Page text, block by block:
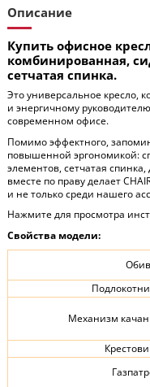
Описание
Купить офисное
комбинированная,
сетчатая спинка.
Это универсальное кресло,
и энергичному
современном офисе.
Помимо эффектного,
повышенной эргономикой:
элементов, сетчатая
вместе по праву делает
и не только среди нашего
Нажмите для просмотра
Свойства модели:
Механизм